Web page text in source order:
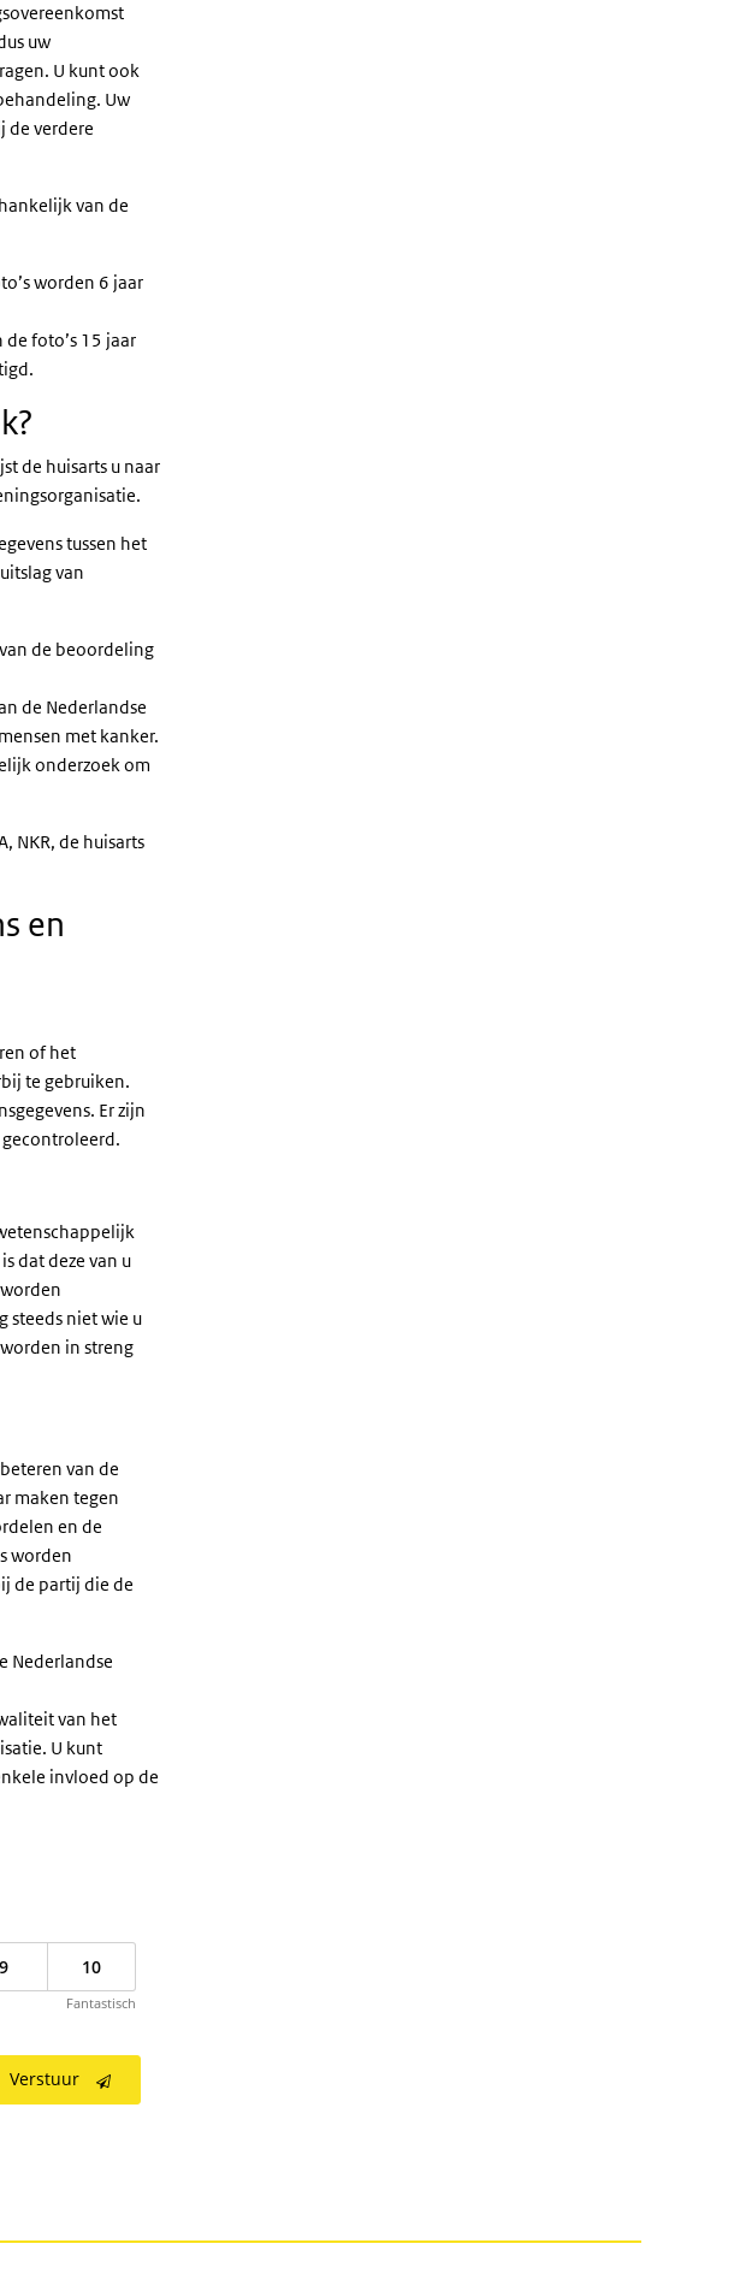
uw
U kunt ook
Uw
de verdere
van de
worden 6 jaar
foto’s 15 jaar
de huisarts u naar
tussen het
van
de beoordeling
de Nederlandse
met kanker.
onderzoek om
NKR, de huisarts
en
of het
te gebruiken.
Er zijn
dat deze van u
steeds niet wie u
in streng
van de
maken tegen
en de
worden
de partij die de
Nederlandse
van het
U kunt
invloed op de
9 10
Fantastisch
Verstuur